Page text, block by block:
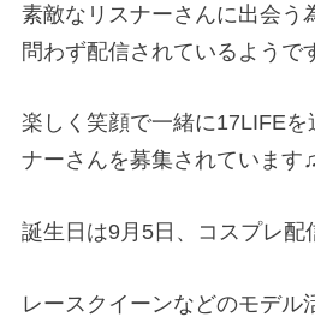
素敵なリスナーさんに出会う
問わず配信されているようで
楽しく笑顔で一緒に17LIFEを
ナーさんを募集されています♫
誕生日は9月 5 日、コスプレ配
レースクイーンなどのモデル